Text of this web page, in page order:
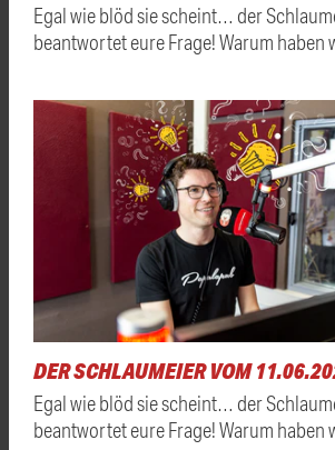
Egal wie blöd sie scheint… der
beantwortet eure Frage! Warum haben
DER SCHLAUMEIER VOM
Egal wie blöd sie scheint… der
beantwortet eure Frage! Warum haben